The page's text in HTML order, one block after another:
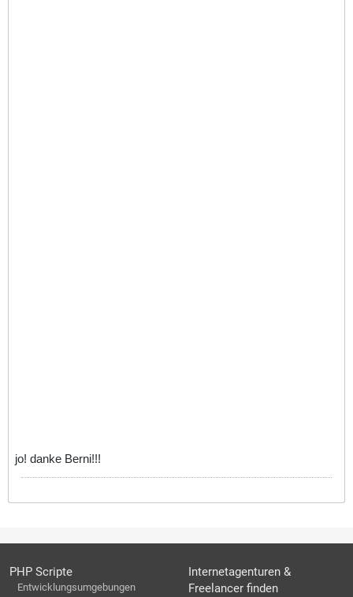
jo! danke Berni!!!
PHP Scripte
Entwicklungsumgebungen
Internetagenturen &
Freelancer finden